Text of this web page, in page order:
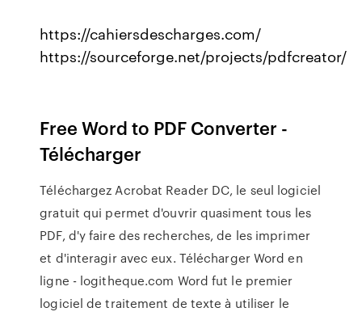
https://cahiersdescharges.com/
https://sourceforge.net/projects/pdfcreator/
Free Word to PDF Converter -
Télécharger
Téléchargez Acrobat Reader DC, le seul logiciel
gratuit qui permet d'ouvrir quasiment tous les
PDF, d'y faire des recherches, de les imprimer
et d'interagir avec eux. Télécharger Word en
ligne - logitheque.com Word fut le premier
logiciel de traitement de texte à utiliser le